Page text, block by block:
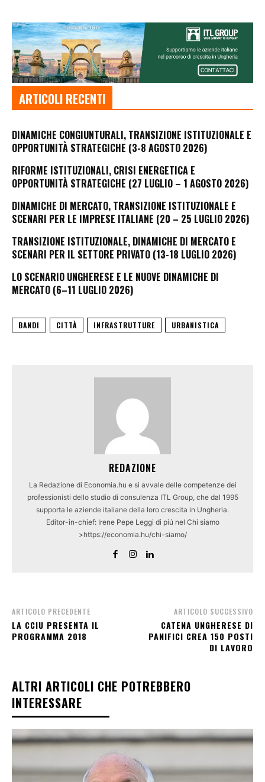
ARTICOLI RECENTI
DINAMICHE CONGIUNTURALI, TRANSIZIONE ISTITUZIONALE E
OPPORTUNITÀ STRATEGICHE (3-8 AGOSTO 2026)
RIFORME ISTITUZIONALI, CRISI ENERGETICA E
OPPORTUNITÀ STRATEGICHE (27 LUGLIO – 1 AGOSTO 2026)
DINAMICHE DI MERCATO, TRANSIZIONE ISTITUZIONALE E
SCENARI PER LE IMPRESE ITALIANE (20 – 25 LUGLIO 2026)
TRANSIZIONE ISTITUZIONALE, DINAMICHE DI MERCATO E
SCENARI PER IL SETTORE PRIVATO (13-18 LUGLIO 2026)
LO SCENARIO UNGHERESE E LE NUOVE DINAMICHE DI
MERCATO (6–11 LUGLIO 2026)
BANDI CITTÀ INFRASTRUTTURE URBANISTICA
REDAZIONE
La Redazione di Economia.hu e si avvale delle competenze dei
professionisti dello studio di consulenza ITL Group, che dal 1995
supporta le aziende italiane della loro crescita in Ungheria.
Editor-in-chief: Irene Pepe Leggi di piú nel Chi siamo
>https://economia.hu/chi-siamo/
ARTICOLO PRECEDENTE
LA CCIU PRESENTA IL
PROGRAMMA 2018
ARTICOLO SUCCESSIVO
CATENA UNGHERESE DI
PANIFICI CREA 150 POSTI
DI LAVORO
ALTRI ARTICOLI CHE POTREBBERO
INTERESSARE